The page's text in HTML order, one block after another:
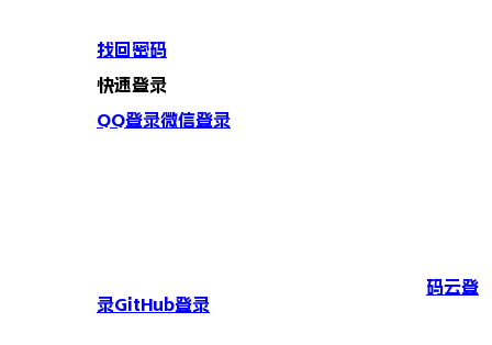
找回密码
快速登录
QQ登录微信登录
码云登
录GitHub登录